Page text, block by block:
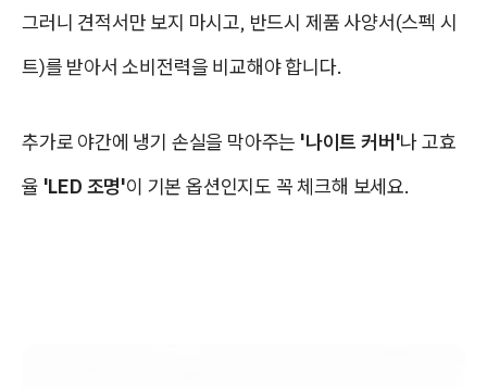
그러니 견적서만 보지 마시고, 반드시 제품 사양서(스펙 시
트)를 받아서 소비전력을 비교해야 합니다.
추가로 야간에 냉기 손실을 막아주는 '나이트 커버'나 고효
율 'LED 조명'이 기본 옵션인지도 꼭 체크해 보세요.